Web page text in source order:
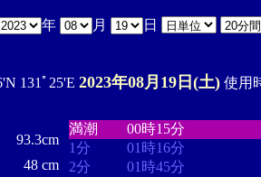
年 月 日
131ﾟ25'E 2023年08月19日(土) 使用
93.3cm
48 cm
満潮
00時15分
1分
01時16分
2分
01時45分